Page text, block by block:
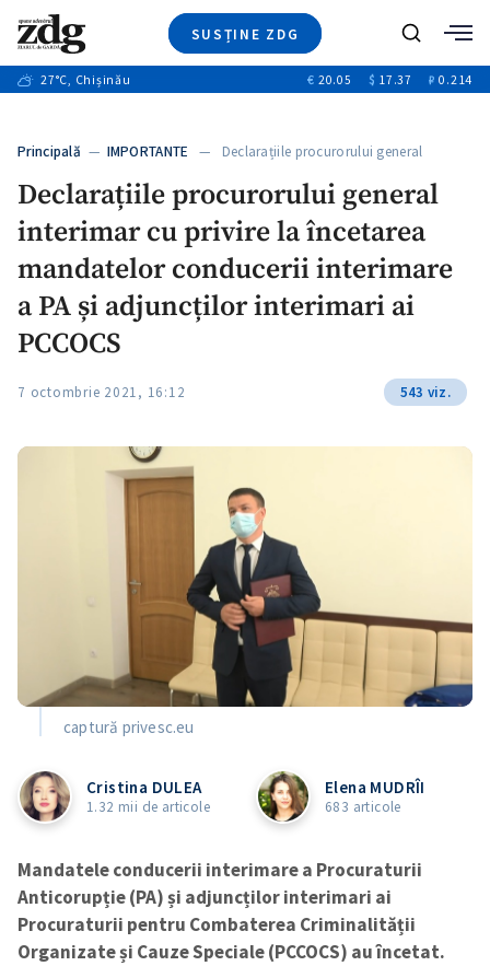
SUSȚINE ZDG
Ştiri
+7
Video
Special
+1
+1
Blog
+1
Caută
27°C, Chișinău € 20.05 $ 17.37 ₽ 0.214
Principală — IMPORTANTE — Declarațiile procurorului general
Declarațiile procurorului general
interimar cu privire la încetarea
mandatelor conducerii interimare
a PA și adjuncților interimari ai
PCCOCS
7 octombrie 2021, 16:12 543 viz.
captură privesc.eu
Cristina DULEA
1.32 mii de articole
Elena MUDRÎI
683 articole
Mandatele conducerii interimare a Procuraturii
Anticorupție (PA) și adjuncților interimari ai
Procuraturii pentru Combaterea Criminalității
Organizate și Cauze Speciale (PCCOCS) au încetat.